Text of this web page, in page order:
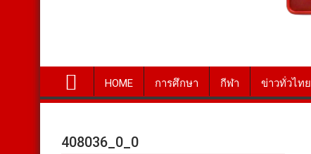
HOME การศึกษา กีฬา ข่าวทั่วไทย
408036_0_0